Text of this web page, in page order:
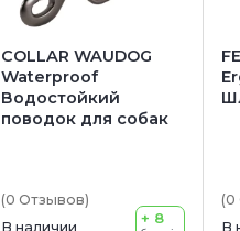
COLLAR WAUDOG
Waterproof
Водостойкий
поводок для собак
(0 Отзывов)
В наличии
+ 8
(0
В